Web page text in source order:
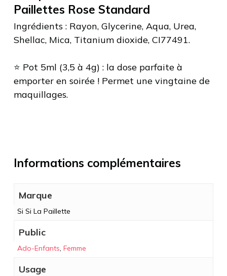
Paillettes Rose Standard
Ingrédients : Rayon, Glycerine, Aqua, Urea,
Shellac, Mica, Titanium dioxide, CI77491.
⭐️ Pot 5ml (3,5 à 4g) : la dose parfaite à
emporter en soirée ! Permet une vingtaine de
maquillages.
Informations complémentaires
Marque
Si Si La Paillette
Public
Ado-Enfants, Femme
Usage